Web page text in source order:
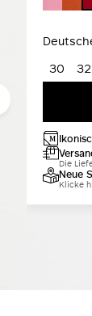
30 32
Die
Neue
Klicke